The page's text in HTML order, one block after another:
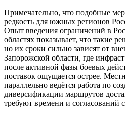
Примечательно, что подобные
редкость для южных регионов
Опыт введения ограничений в
областях показывает, что такие
но их сроки сильно зависят от
Запорожской области, где
после активной фазы боевых
поставок ощущается острее.
параллельно ведётся работа по
диверсификации маршрутов
требуют времени и согласований